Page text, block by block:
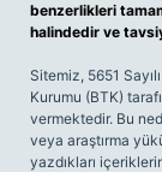
benzerlikleri
halindedir ve
Sitemiz, 5651
Kurumu (BTK)
vermektedir. Bu
veya araştırma
yazdıkları